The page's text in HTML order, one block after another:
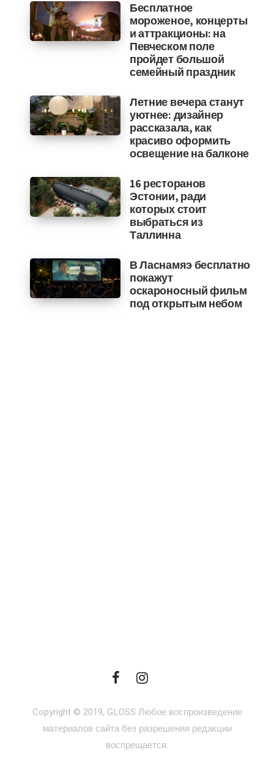
Бесплатное
мороженое, концерты
и аттракционы: на
Певческом поле
пройдет большой
семейный праздник
Летние вечера станут
уютнее: дизайнер
рассказала, как
красиво оформить
освещение на балконе
16 ресторанов
Эстонии, ради
которых стоит
выбраться из
Таллинна
В Ласнамяэ бесплатно
покажут
оскароносный фильм
под открытым небом
Copyright © 2019, GLOSS Любое воспроизведение
материалов сайта без разрешения редакции
воспрещается.